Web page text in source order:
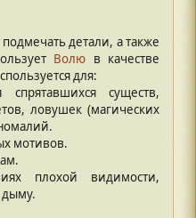
детали, а также
Волю в качестве
для:
существ,
ловушек (магических
мотивов.
плохой видимости,
дыму.